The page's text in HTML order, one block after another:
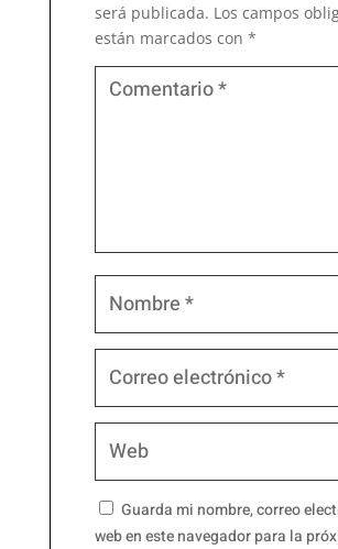
será publicada. Los campos
están marcados con *
Guarda mi nombre, correo
web en este navegador para la